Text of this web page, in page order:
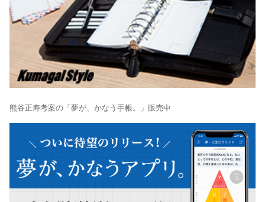
熊谷正寿考案の「夢が、かなう手帳。」販売中